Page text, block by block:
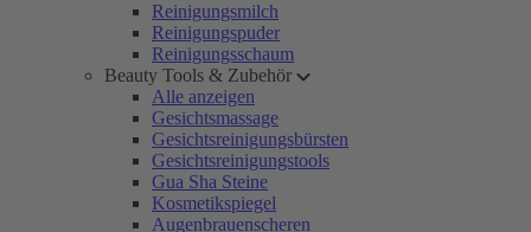
Reinigungsmilch
Reinigungspuder
Reinigungsschaum
Beauty Tools & Zubehör
Alle anzeigen
Gesichtsmassage
Gesichtsreinigungsbürsten
Gesichtsreinigungstools
Gua Sha Steine
Kosmetikspiegel
Augenbrauenscheren